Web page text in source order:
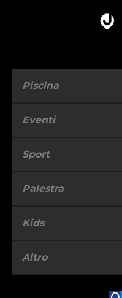
Piscina
Eventi
Sport
Palestra
Kids
Altro